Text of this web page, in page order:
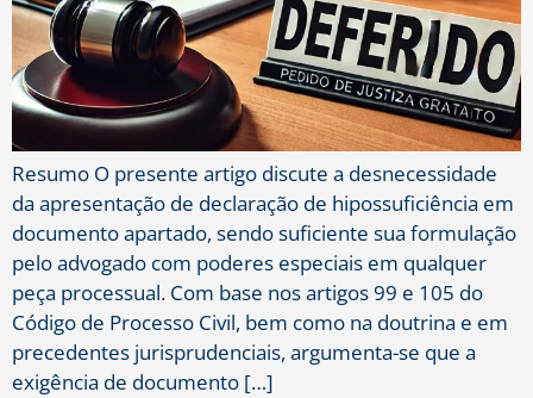
Resumo O presente artigo discute a desnecessidade
da apresentação de declaração de hipossuficiência em
documento apartado, sendo suficiente sua formulação
pelo advogado com poderes especiais em qualquer
peça processual. Com base nos artigos 99 e 105 do
Código de Processo Civil, bem como na doutrina e em
precedentes jurisprudenciais, argumenta-se que a
exigência de documento […]